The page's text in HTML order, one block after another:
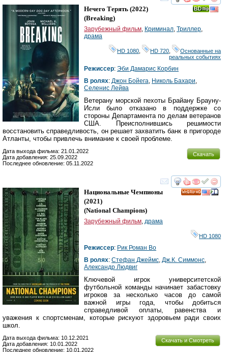
смотреть
Нечего Терять (2022)
(Breaking)
Зарубежный фильм, Криминал, Триллер,
драма
HD 1080 HD 720
Основанные на
реальных событиях
Режиссер: Эби Дамарис Корбин
В ролях: Джон Бойега, Николь Бахари,
Селенис Лейва
Ветерану морской пехоты Брайану Брауну-
Исли было отказано в поддержке со
стороны Департамента по делам ветеранов
США. Преисполнившись решимости
восстановить справедливость, он решает захватить банк в пригороде
Атланты, чтобы привлечь внимание к своей проблеме.
Скачать
Дата выхода фильма: 21.01.2022
Дата добавления: 25.09.2022
Последнее обновление: 05.11.2022
смотреть
Национальные Чемпионы
(2021)
(National Champions)
Зарубежный фильм, драма
HD 1080
Режиссер: Рик Роман Во
В ролях: Стефан Джеймс, Дж.К. Симмонс,
Александр Людвиг
Ключевой игрок университетской
футбольной команды начинает забастовку
игроков за несколько часов до самой
важной игры года, чтобы добиться
справедливой оплаты, равенства и
уважения к спортсменам, которые рискуют здоровьем ради своих
школ.
Скачать и Смотреть
Дата выхода фильма: 10.12.2021
Дата добавления: 10.01.2022
Последнее обновление: 10.01.2022